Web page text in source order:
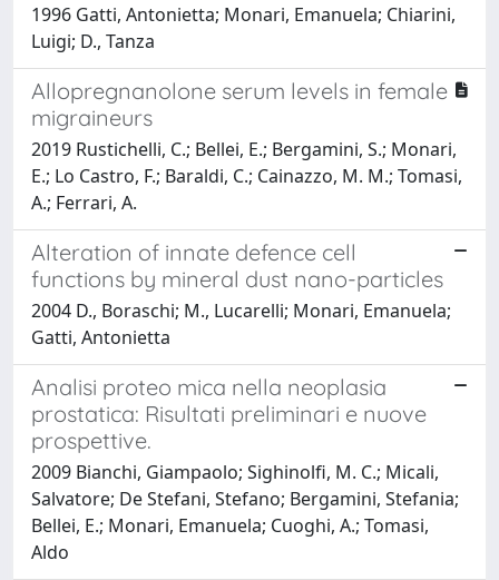
1996 Gatti, Antonietta; Monari, Emanuela; Chiarini,
Luigi; D., Tanza
Allopregnanolone serum levels in female
migraineurs
2019 Rustichelli, C.; Bellei, E.; Bergamini, S.; Monari,
E.; Lo Castro, F.; Baraldi, C.; Cainazzo, M. M.; Tomasi,
A.; Ferrari, A.
Alteration of innate defence cell
functions by mineral dust nano-particles
2004 D., Boraschi; M., Lucarelli; Monari, Emanuela;
Gatti, Antonietta
Analisi proteo mica nella neoplasia
prostatica: Risultati preliminari e nuove
prospettive.
2009 Bianchi, Giampaolo; Sighinolfi, M. C.; Micali,
Salvatore; De Stefani, Stefano; Bergamini, Stefania;
Bellei, E.; Monari, Emanuela; Cuoghi, A.; Tomasi,
Aldo